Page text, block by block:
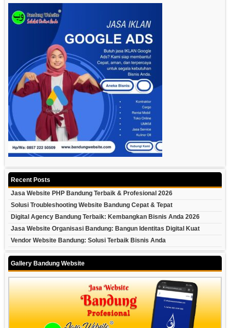
Recent Posts
Jasa Website PHP Bandung Terbaik & Profesional 2026
Solusi Troubleshooting Website Bandung Cepat & Tepat
Digital Agency Bandung Terbaik: Kembangkan Bisnis Anda 2026
Jasa Website Organisasi Bandung: Bangun Identitas Digital Kuat
Vendor Website Bandung: Solusi Terbaik Bisnis Anda
Gallery Bandung Website